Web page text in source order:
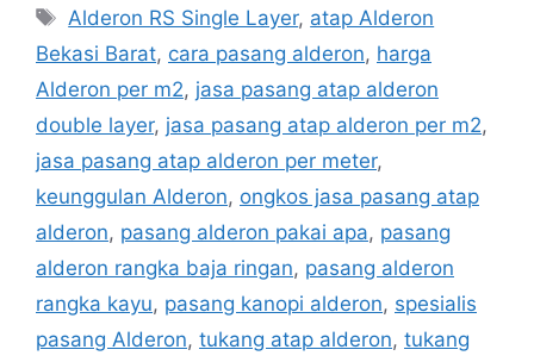
Tags
Alderon RS Single Layer, atap Alderon
Bekasi Barat, cara pasang alderon, harga
Alderon per m2, jasa pasang atap alderon
double layer, jasa pasang atap alderon per m2,
jasa pasang atap alderon per meter,
keunggulan Alderon, ongkos jasa pasang atap
alderon, pasang alderon pakai apa, pasang
alderon rangka baja ringan, pasang alderon
rangka kayu, pasang kanopi alderon, spesialis
pasang Alderon, tukang atap alderon, tukang